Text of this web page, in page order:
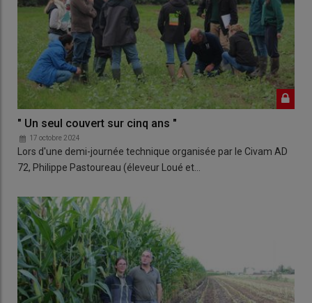
" Un seul couvert sur cinq ans "
17 octobre 2024
Lors d'une demi-journée technique organisée par le Civam AD
72, Philippe Pastoureau (éleveur Loué et…